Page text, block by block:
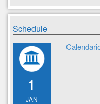
Schedule
1
JAN